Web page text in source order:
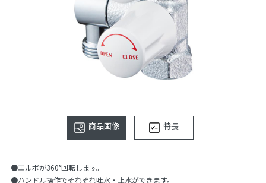
商品画像 特長
●エルボが360°回転します。
●ハンドル操作でそれぞれ吐水・止水ができます。